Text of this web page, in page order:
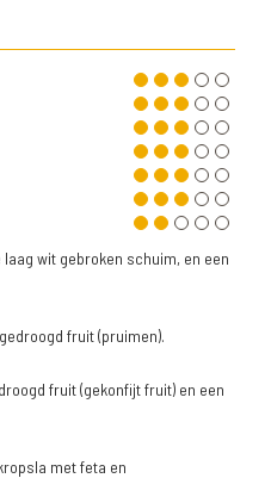
wit gebroken schuim, en een
fruit (pruimen).
fruit (gekonfijt fruit) en een
met feta en